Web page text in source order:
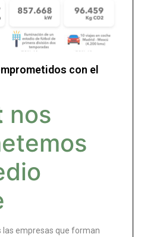
con el
nos
las empresas que forman